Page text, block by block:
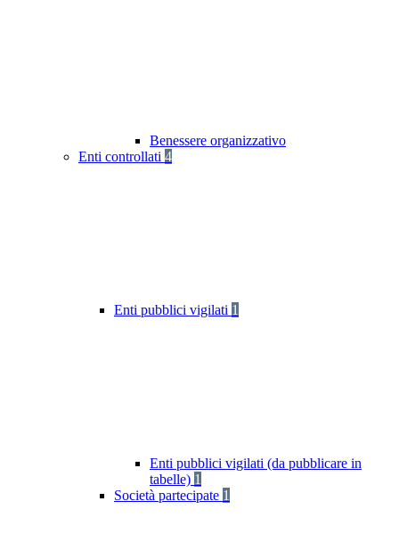
Benessere organizzativo
Enti controllati 4
Enti pubblici vigilati 1
Enti pubblici vigilati (da pubblicare in
tabelle) 1
Società partecipate 1